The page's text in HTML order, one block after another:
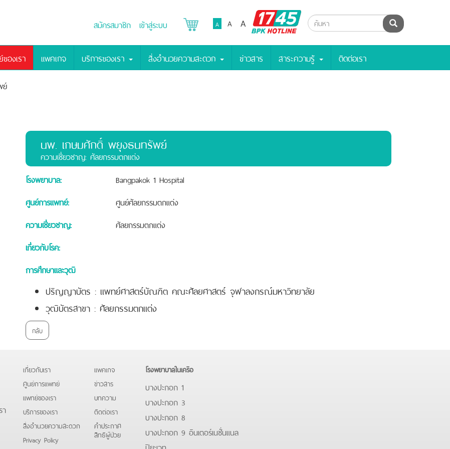
สมัครสมาชิก เข้าสู่ระบบ A A A
BPK
Hotline
ค้นหา
องเรา แพคเกจ บริการของเรา สิ่งอำนวยความสะดวก ข่าวสาร สาระความรู้ ติดต่อเรา
ย์
นพ. เกษมศักดิ์ พยุงธนทรัพย์
ความเชี่ยวชาญ: ศัลยกรรมตกแต่ง
โรงพยาบาล:
Bangpakok 1 Hospital
ศูนย์การแพทย์:
ศูนย์ศัลยกรรมตกแต่ง
ความเชี่ยวชาญ:
ศัลยกรรมตกแต่ง
เกี่ยวกับโรค:
การศึกษาและวุฒิ
ปริญญาบัตร : แพทย์ศาสตร์บัณฑิต คณะศัลยศาสตร์ จุฬาลงกรณ์มหาวิทยาลัย
วุฒิบัตรสาขา : ศัลยกรรมตกแต่ง
กลับ
เกี่ยวกับเรา
ศูนย์การแพทย์
แพทย์ของเรา
บริการของเรา
สิ่งอำนวยความสะดวก
Privacy Policy
แพคเกจ
ข่าวสาร
บทความ
ติดต่อเรา
คําประกาศ
สิทธิผู้ป่วย
โรงพยาบาลในเครือ
บางปะกอก 1
บางปะกอก 3
บางปะกอก 8
บางปะกอก 9 อินเตอร์เนชั่นแนล